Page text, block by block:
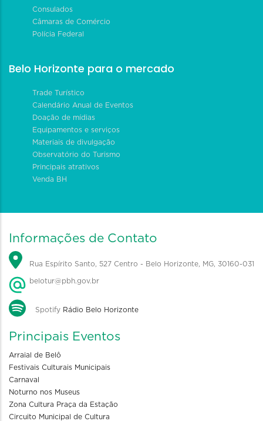
Consulados
Câmaras de Comércio
Polícia Federal
Belo Horizonte para o mercado
Trade Turístico
Calendário Anual de Eventos
Doação de mídias
Equipamentos e serviços
Materiais de divulgação
Observatório do Turismo
Principais atrativos
Venda BH
Informações de Contato
Rua Espírito Santo, 527 Centro - Belo Horizonte, MG, 30160-031
belotur@pbh.gov.br
Spotify Rádio Belo Horizonte
Principais Eventos
Arraial de Belô
Festivais Culturais Municipais
Carnaval
Noturno nos Museus
Zona Cultura Praça da Estação
Circuito Municipal de Cultura